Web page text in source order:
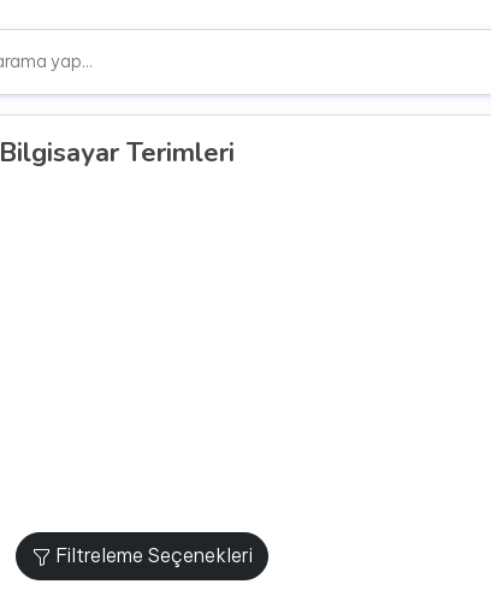
Bilgisayar Terimleri
Filtreleme Seçenekleri